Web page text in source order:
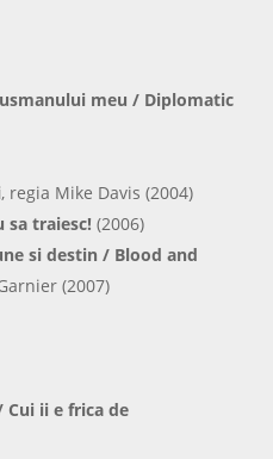
meu / Diplomatic
, regia Mike Davis (2004)
sa traiesc! (2006)
si destin / Blood and
(2007)
Cui ii e frica de